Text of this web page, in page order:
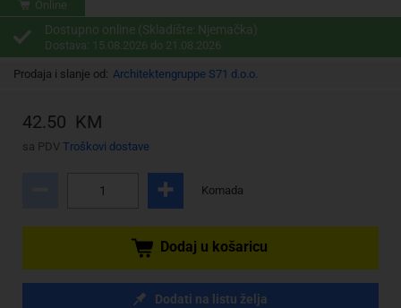
Online
Dostupno online (Skladište: Njemačka)
Dostava: 15.08.2026 do 21.08.2026
Prodaja i slanje od: Architektengruppe S71 d.o.o.
42.50 KM
sa PDV Troškovi dostave
Komada
Dodaj u košaricu
Dodati na listu želja